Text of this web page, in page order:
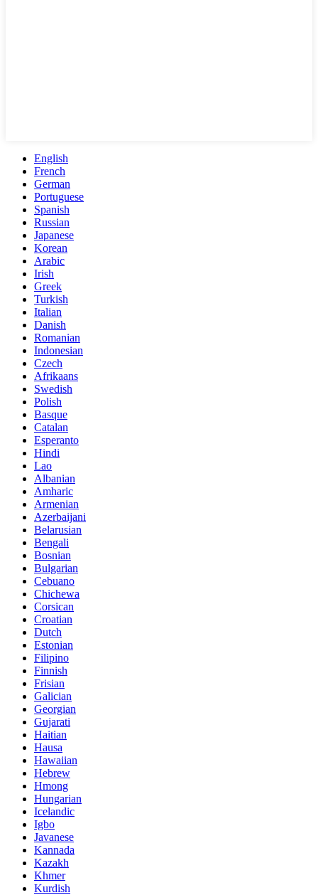
English
French
German
Portuguese
Spanish
Russian
Japanese
Korean
Arabic
Irish
Greek
Turkish
Italian
Danish
Romanian
Indonesian
Czech
Afrikaans
Swedish
Polish
Basque
Catalan
Esperanto
Hindi
Lao
Albanian
Amharic
Armenian
Azerbaijani
Belarusian
Bengali
Bosnian
Bulgarian
Cebuano
Chichewa
Corsican
Croatian
Dutch
Estonian
Filipino
Finnish
Frisian
Galician
Georgian
Gujarati
Haitian
Hausa
Hawaiian
Hebrew
Hmong
Hungarian
Icelandic
Igbo
Javanese
Kannada
Kazakh
Khmer
Kurdish